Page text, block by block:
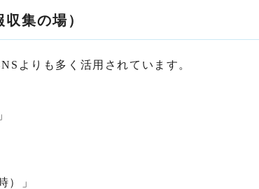
集の場）
よりも多く活用されています。
）」